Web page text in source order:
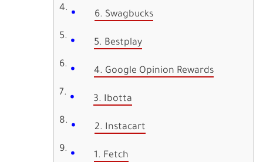
6. Swagbucks
5. Bestplay
4. Google Opinion Rewards
3. Ibotta
2. Instacart
1. Fetch